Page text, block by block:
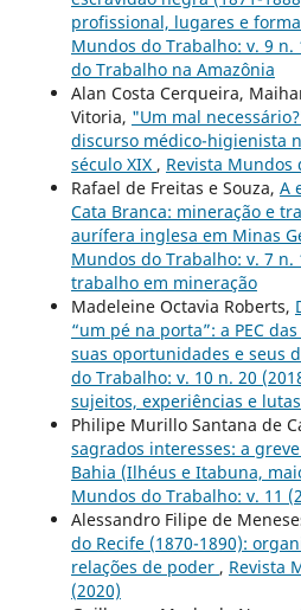
profissional, lugares e
Mundos do Trabalho: v. 9 n.
do Trabalho na Amazônia
Alan Costa Cerqueira,
Vitoria, "Um mal
discurso médico-higienista
século XIX , Revista Mundos
Rafael de Freitas e Souza, A
Cata Branca: mineração e
aurífera inglesa em Minas
Mundos do Trabalho: v. 7 n.
trabalho em mineração
Madeleine Octavia Roberts,
“um pé na porta”: a PEC
suas oportunidades e seus
do Trabalho: v. 10 n. 20
sujeitos, experiências e lutas
Philipe Murillo Santana de
sagrados interesses: a
Bahia (Ilhéus e Itabuna,
Mundos do Trabalho: v. 11
Alessandro Filipe de
do Recife (1870-1890):
relações de poder , Revista
(2020)